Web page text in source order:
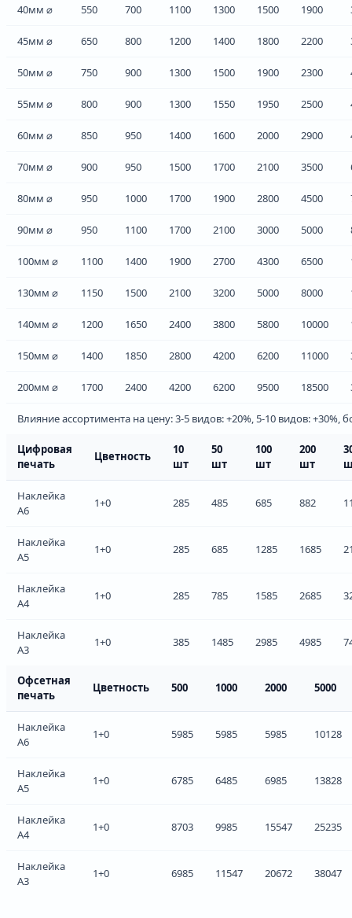
40мм ⌀ 550 700 1100 1300 1500 1900
45мм ⌀ 650 800 1200 1400 1800 2200
50мм ⌀ 750 900 1300 1500 1900 2300
55мм ⌀ 800 900 1300 1550 1950 2500
60мм ⌀ 850 950 1400 1600 2000 2900
70мм ⌀ 900 950 1500 1700 2100 3500
80мм ⌀ 950 1000 1700 1900 2800 4500
90мм ⌀ 950 1100 1700 2100 3000 5000
100мм ⌀ 1100 1400 1900 2700 4300 6500
130мм ⌀ 1150 1500 2100 3200 5000 8000
140мм ⌀ 1200 1650 2400 3800 5800 10000
150мм ⌀ 1400 1850 2800 4200 6200 11000
200мм ⌀ 1700 2400 4200 6200 9500 18500
Влияние ассортимента на цену: 3-5 видов: +20%, 5-10 видов: +30%,
Цифровая
печать
Цветность
10
шт
50
шт
100
шт
200
шт
Наклейка
А6
1+0 285 485 685 882
Наклейка
А5
1+0 285 685 1285 1685
Наклейка
А4
1+0 285 785 1585 2685
Наклейка
А3
1+0 385 1485 2985 4985
Офсетная
печать
Цветность 500 1000 2000 5000
Наклейка
А6
1+0 5985 5985 5985 10128
Наклейка
А5
1+0 6785 6485 6985 13828
Наклейка
А4
1+0 8703 9985 15547 25235
Наклейка
А3
1+0 6985 11547 20672 38047